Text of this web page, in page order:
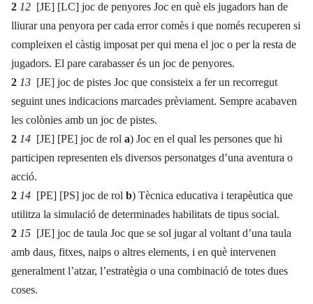
2 12 [JE] [LC] joc de penyores Joc en què els jugadors han de
lliurar una penyora per cada error comès i que només recuperen si
compleixen el càstig imposat per qui mena el joc o per la resta de
jugadors. El pare carabasser és un joc de penyores.
2 13 [JE] joc de pistes Joc que consisteix a fer un recorregut
seguint unes indicacions marcades prèviament. Sempre acabaven
les colònies amb un joc de pistes.
2 14 [JE] [PE] joc de rol a) Joc en el qual les persones que hi
participen representen els diversos personatges d’una aventura o
acció.
2 14 [PE] [PS] joc de rol b) Tècnica educativa i terapèutica que
utilitza la simulació de determinades habilitats de tipus social.
2 15 [JE] joc de taula Joc que se sol jugar al voltant d’una taula
amb daus, fitxes, naips o altres elements, i en què intervenen
generalment l’atzar, l’estratègia o una combinació de totes dues
coses.